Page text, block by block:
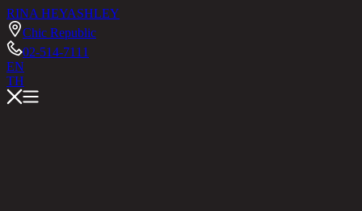
RINA HEYASHLEY
Chic Republic
02-514-7111
EN
TH